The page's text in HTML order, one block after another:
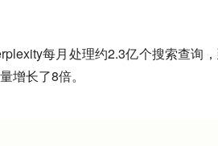
每月处理约2.3亿个搜索查询
增长了8倍。